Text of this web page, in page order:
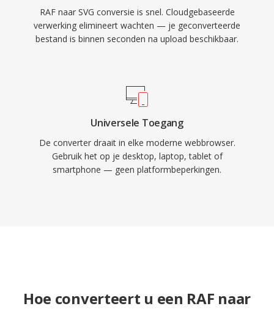
RAF naar SVG conversie is snel. Cloudgebaseerde
verwerking elimineert wachten — je geconverteerde
bestand is binnen seconden na upload beschikbaar.
Universele Toegang
De converter draait in elke moderne webbrowser.
Gebruik het op je desktop, laptop, tablet of
smartphone — geen platformbeperkingen.
Hoe converteert u een RAF naar